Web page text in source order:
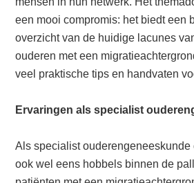
een mooi compromis: het biedt een
overzicht van de huidige lacunes
ouderen met een
veel praktische tips en handvaten
Ervaringen als specialist
Als specialist ouderengeneeskunde
ook wel eens hobbels binnen de